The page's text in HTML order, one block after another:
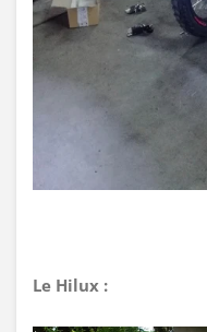
Le Hilux :